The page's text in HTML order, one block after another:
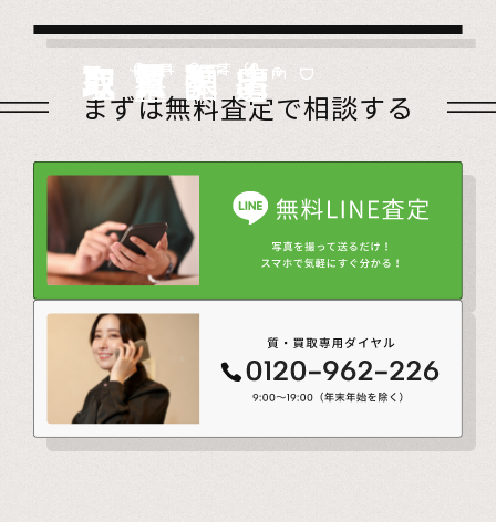
Store
店頭買取 Visit
出張買取 Del
i
very
宅配買取 Estate
遺品整理
まずは無料査定で相談する